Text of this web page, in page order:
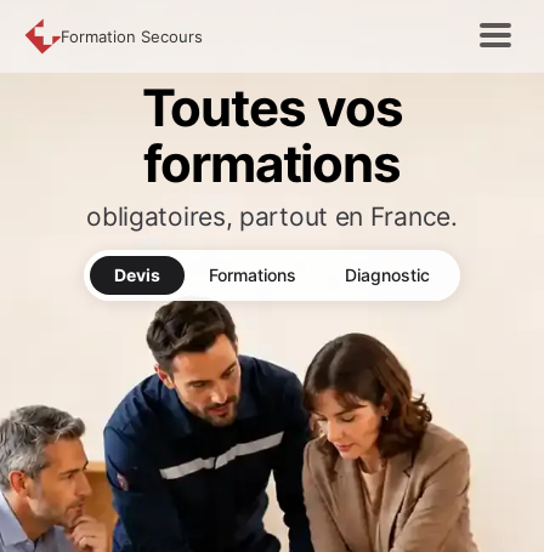
Formation Secours
Toutes vos
formations
obligatoires, partout en France.
Devis Formations Diagnostic